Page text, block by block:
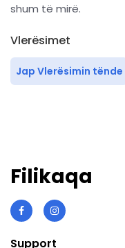
shum të mirë.
Vlerësimet
Jap Vlerësimin tënde
Filikaqa
Support